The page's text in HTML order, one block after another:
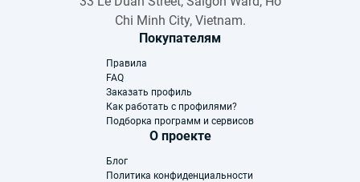
Chi Minh City, Vietnam.
Покупателям
Правила
FAQ
Заказать профиль
Как работать с профилями?
Подборка программ и сервисов
О проекте
Блог
Политика конфиденциальности